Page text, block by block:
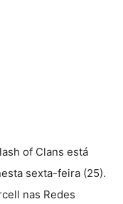
of Clans está
sexta-feira (25).
nas Redes